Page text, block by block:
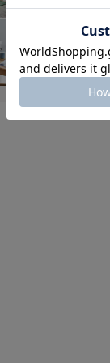
日常をアップ
家族に寄り添